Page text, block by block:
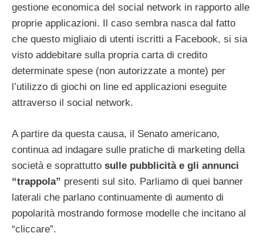
gestione economica del social network in rapporto alle
proprie applicazioni. Il caso sembra nasca dal fatto
che questo migliaio di utenti iscritti a Facebook, si sia
visto addebitare sulla propria carta di credito
determinate spese (non autorizzate a monte) per
l’utilizzo di giochi on line ed applicazioni eseguite
attraverso il social network.
A partire da questa causa, il Senato americano,
continua ad indagare sulle pratiche di marketing della
società e soprattutto sulle pubblicità e gli annunci
“trappola” presenti sul sito. Parliamo di quei banner
laterali che parlano continuamente di aumento di
popolarità mostrando formose modelle che incitano al
“cliccare”.